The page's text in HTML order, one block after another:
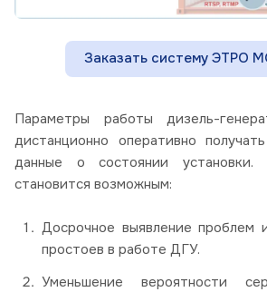
Заказать систему ЭТРО
Параметры работы дизель-
дистанционно оперативно
данные о состоянии установки.
становится возможным:
Досрочное выявление проблем
простоев в работе ДГУ.
Уменьшение вероятности